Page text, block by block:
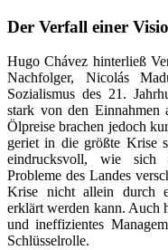
Der Verfall einer
Hugo Chávez hinterließ
Nachfolger, Nicolás
Sozialismus des 21.
stark von den Einnahmen
Ölpreise brachen jedoch
geriet in die größte Krise
eindrucksvoll, wie sich
Probleme des Landes
Krise nicht allein durch
erklärt werden kann. Auch
und ineffizientes
Schlüsselrolle.